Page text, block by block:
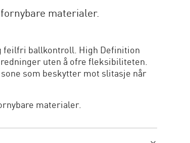
materialer.
feilfri ballkontroll. High Definition
uten å ofre fleksibiliteten.
som beskytter mot slitasje når
materialer.